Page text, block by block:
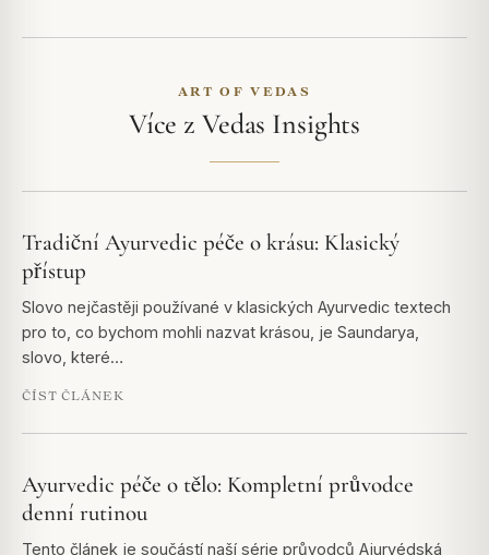
ART OF VEDAS
Více z Vedas Insights
Tradiční Ayurvedic péče o krásu: Klasický
přístup
Slovo nejčastěji používané v klasických Ayurvedic textech
pro to, co bychom mohli nazvat krásou, je Saundarya,
slovo, které…
ČÍST ČLÁNEK
Ayurvedic péče o tělo: Kompletní průvodce
denní rutinou
Tento článek je součástí naší série průvodců Ajurvédská